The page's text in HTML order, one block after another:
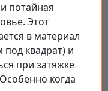
потайная
Этот
в материал
под квадрат) и
при затяжке
когда